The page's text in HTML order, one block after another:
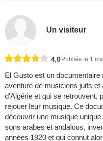
Un visiteur
4,0 Publiée le 1
El Gusto est un
aventure de musiciens juifs
d'Algérie et qui se retrouvent,
rejouer leur musique. Ce
découvrir une musique
sons arabes et andalous,
années 1920 et qui connut